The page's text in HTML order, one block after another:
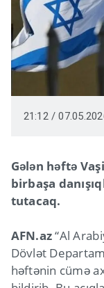
21:12 /
Gələn həftə
birbaşa
tutacaq.
AFN.az“Al
Dövlət
həftənin cümə